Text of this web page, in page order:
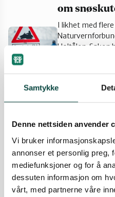
Samtykke
Denne nettsiden anvender
Vi bruker
annonser et personlig preg,
mediefunksjoner og for å
dessuten informasjon om
vårt, med partnerne våre
Melhus
Orklaregionen
Røros og Holtålen
Selbu og Tydal
om
I likhet med
Holtålen. Saken
avgjort.
og klar. Det er
Naturmangfold
Fjellreven
truet til
Med en estimert
fjellrev er
truet til sterkt
vært helt